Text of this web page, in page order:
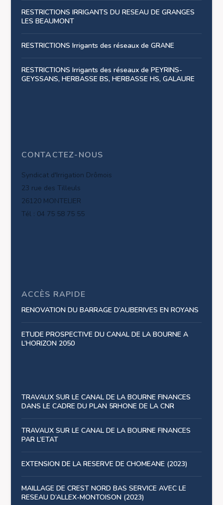
RESTRICTIONS IRRIGANTS DU RESEAU DE GRANGES
LES BEAUMONT
RESTRICTIONS Irrigants des réseaux de GRANE
RESTRICTIONS Irrigants des réseaux de PEYRINS-
GEYSSANS, HERBASSE BS, HERBASSE HS, GALAURE
CONTACTEZ-NOUS
Syndicat d'Irrigation Drômois
23 rue des Tilleuls
26120 MONTELIER
Tél : 04 75 58 75 55
ACCÈS RAPIDE
RENOVATION DU BARRAGE D’AUBERIVES EN ROYANS
ETUDE PROSPECTIVE DU CANAL DE LA BOURNE A
L’HORIZON 2050
TRAVAUX SUR LE CANAL DE LA BOURNE FINANCES
DANS LE CADRE DU PLAN 5RHONE DE LA CNR
TRAVAUX SUR LE CANAL DE LA BOURNE FINANCES
PAR L’ETAT
EXTENSION DE LA RESERVE DE CHOMEANE (2023)
MAILLAGE DE CREST NORD BAS SERVICE AVEC LE
RESEAU D’ALLEX-MONTOISON (2023)